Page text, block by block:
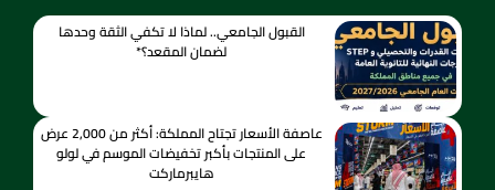
القبول الجامعي.. لماذا لا تكفي الثقة وحدها
لضمان المقعد؟*
عاصفة الأسعار تجتاح المملكة: أكثر من 2,000 عرض
على المنتجات بأكبر تخفيضات الموسم في لولو
هايبرماركت